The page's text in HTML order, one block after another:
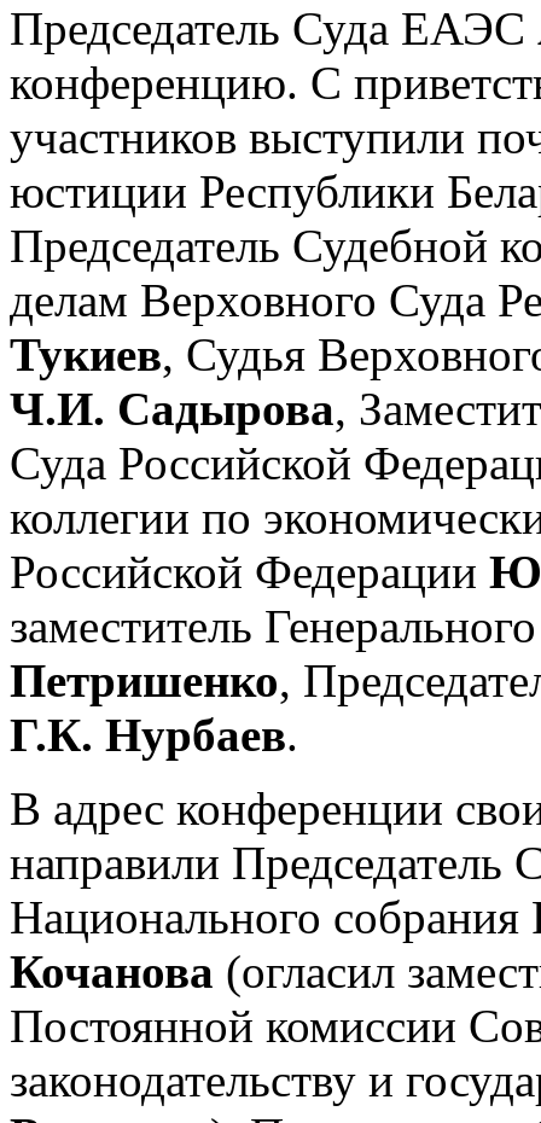
Председатель Суда ЕАЭС
конференцию. С
участников выступили
юстиции Республики
Председатель Судебной
делам Верховного Суда
Тукиев, Судья
Ч.И. Садырова,
Суда Российской
коллегии по
Российской Федерации
заместитель
Петришенко,
Г.К. Нурбаев.
В адрес конференции
направили Председатель
Национального собрания
Кочанова (огласил
Постоянной комиссии
законодательству и